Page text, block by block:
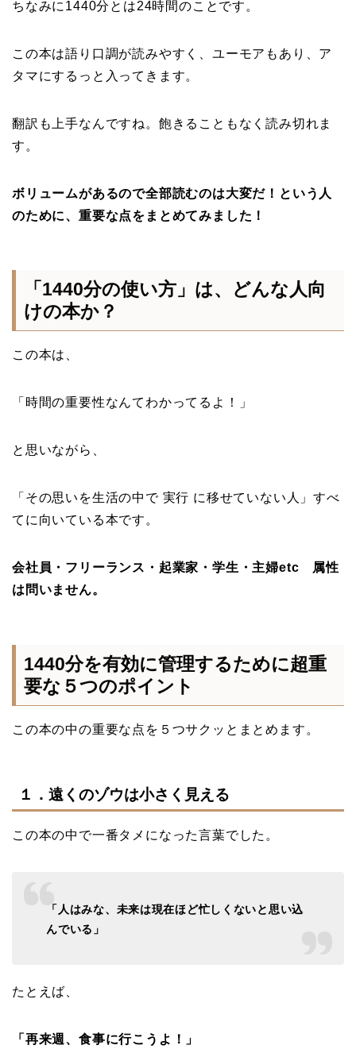
ちなみに1440分とは24時間のことです。
この本は語り口調が読みやすく、ユーモアもあり、ア
タマにするっと入ってきます。
翻訳も上手なんですね。飽きることもなく読み切れま
す。
ボリュームがあるので全部読むのは大変だ！という人
のために、重要な点をまとめてみました！
「1440分の使い方」は、どんな人向
けの本か？
この本は、
「時間の重要性なんてわかってるよ！」
と思いながら、
「その思いを生活の中で 実行 に移せていない人」すべ
てに向いている本です。
会社員・フリーランス・起業家・学生・主婦etc 属性
は問いません。
1440分を有効に管理するために超重
要な５つのポイント
この本の中の重要な点を５つサクッとまとめます。
１．遠くのゾウは小さく見える
この本の中で一番タメになった言葉でした。
「人はみな、未来は現在ほど忙しくないと思い込
んでいる」
たとえば、
「再来週、食事に行こうよ！」